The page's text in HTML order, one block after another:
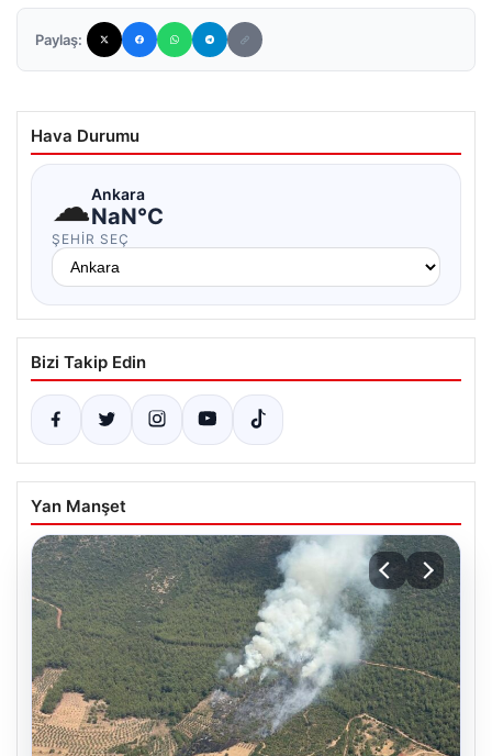
Paylaş:
Hava Durumu
☁Ankara
NaN°C
ŞEHIR SEÇ
Bizi Takip Edin
Yan Manşet